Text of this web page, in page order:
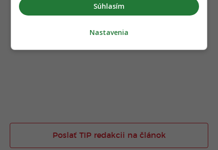
Poslať TIP redakcii na článok
Súhlasím
Nastavenia